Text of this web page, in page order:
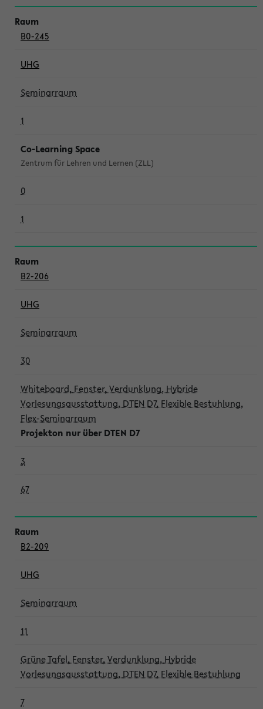
B0-245
UHG
Seminarraum
1
Co-Learning Space
Zentrum für Lehren und Lernen (ZLL)
0
1
B2-206
UHG
Seminarraum
30
Whiteboard, Fenster, Verdunklung, Hybride
Vorlesungsausstattung, DTEN D7, Flexible Bestuhlung,
Flex-Seminarraum
Projekton nur über DTEN D7
3
67
B2-209
UHG
Seminarraum
11
Grüne Tafel, Fenster, Verdunklung, Hybride
Vorlesungsausstattung, DTEN D7, Flexible Bestuhlung
7